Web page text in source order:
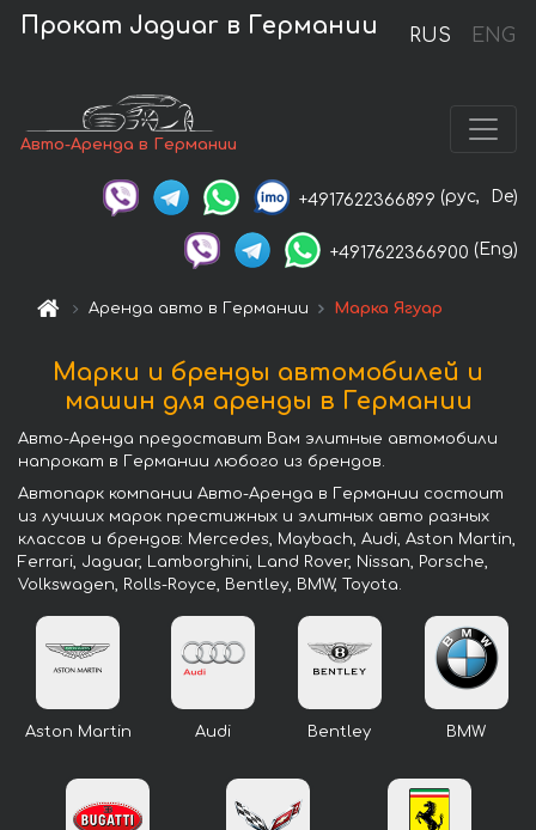
RUS ENG
Прокат Jaguar в Германии
Авто-Аренда в Германии
+4917622366899 (рус, De)
+4917622366900 (Eng)
Аренда авто в Германии Марка Ягуар
Марки и бренды автомобилей и
машин для аренды в Германии
Авто-Аренда предоставит Вам элитные автомобили
напрокат в Германии любого из брендов.
Автопарк компании Авто-Аренда в Германии состоит
из лучших марок престижных и элитных авто разных
классов и брендов: Mercedes, Maybach, Audi, Aston Martin,
Ferrari, Jaguar, Lamborghini, Land Rover, Nissan, Porsche,
Volkswagen, Rolls-Royce, Bentley, BMW, Toyota.
Aston Martin Audi Bentley BMW